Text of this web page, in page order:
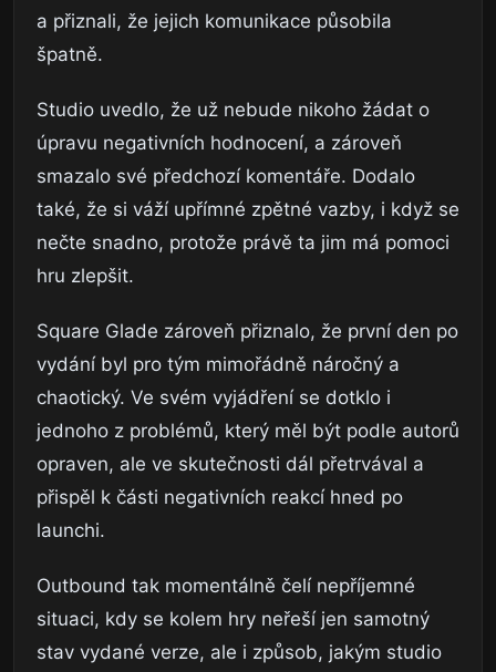
a přiznali, že jejich komunikace působila
špatně.
Studio uvedlo, že už nebude nikoho žádat o
úpravu negativních hodnocení, a zároveň
smazalo své předchozí komentáře. Dodalo
také, že si váží upřímné zpětné vazby, i když se
nečte snadno, protože právě ta jim má pomoci
hru zlepšit.
Square Glade zároveň přiznalo, že první den po
vydání byl pro tým mimořádně náročný a
chaotický. Ve svém vyjádření se dotklo i
jednoho z problémů, který měl být podle autorů
opraven, ale ve skutečnosti dál přetrvával a
přispěl k části negativních reakcí hned po
launchi.
Outbound tak momentálně čelí nepříjemné
situaci, kdy se kolem hry neřeší jen samotný
stav vydané verze, ale i způsob, jakým studio